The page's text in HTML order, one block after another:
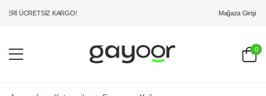
ÜCRETSİZ KARGO! Mağaza Girişi
0